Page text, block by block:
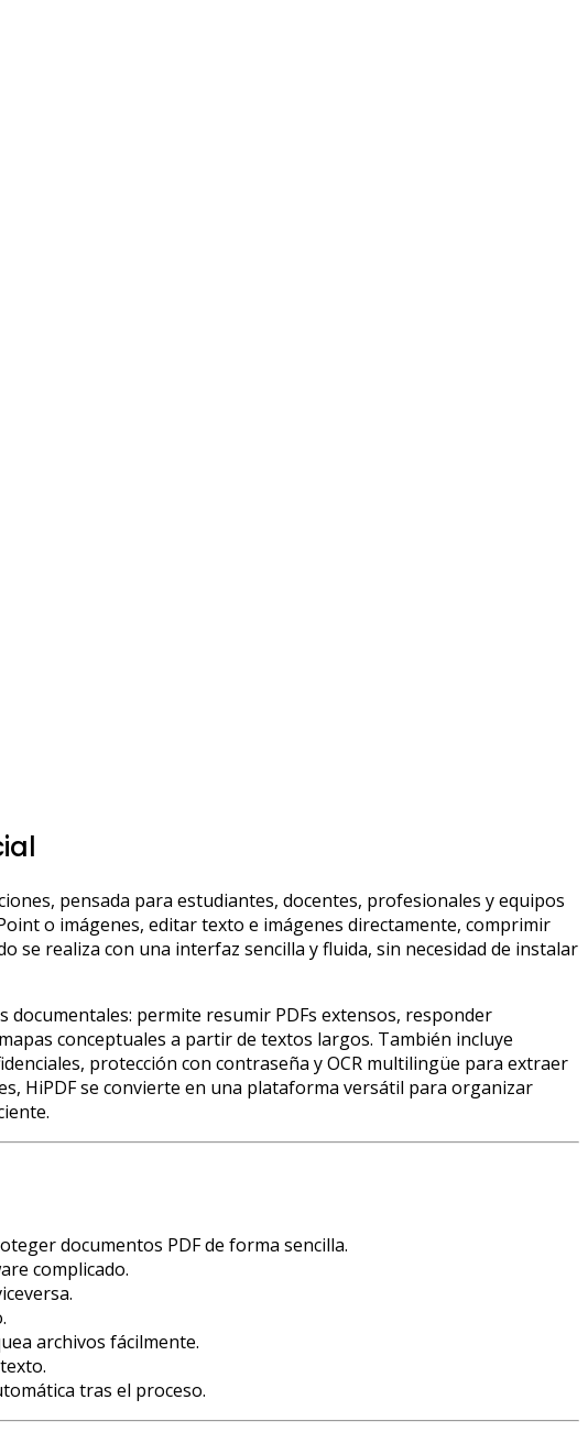
pensada para estudiantes, docentes, profesionales y equipos
o imágenes, editar texto e imágenes directamente, comprimir
realiza con una interfaz sencilla y fluida, sin necesidad de instalar
documentales: permite resumir PDFs extensos, responder
conceptuales a partir de textos largos. También incluye
protección con contraseña y OCR multilingüe para extraer
HiPDF se convierte en una plataforma versátil para organizar
documentos PDF de forma sencilla.
complicado.
archivos fácilmente.
tras el proceso.